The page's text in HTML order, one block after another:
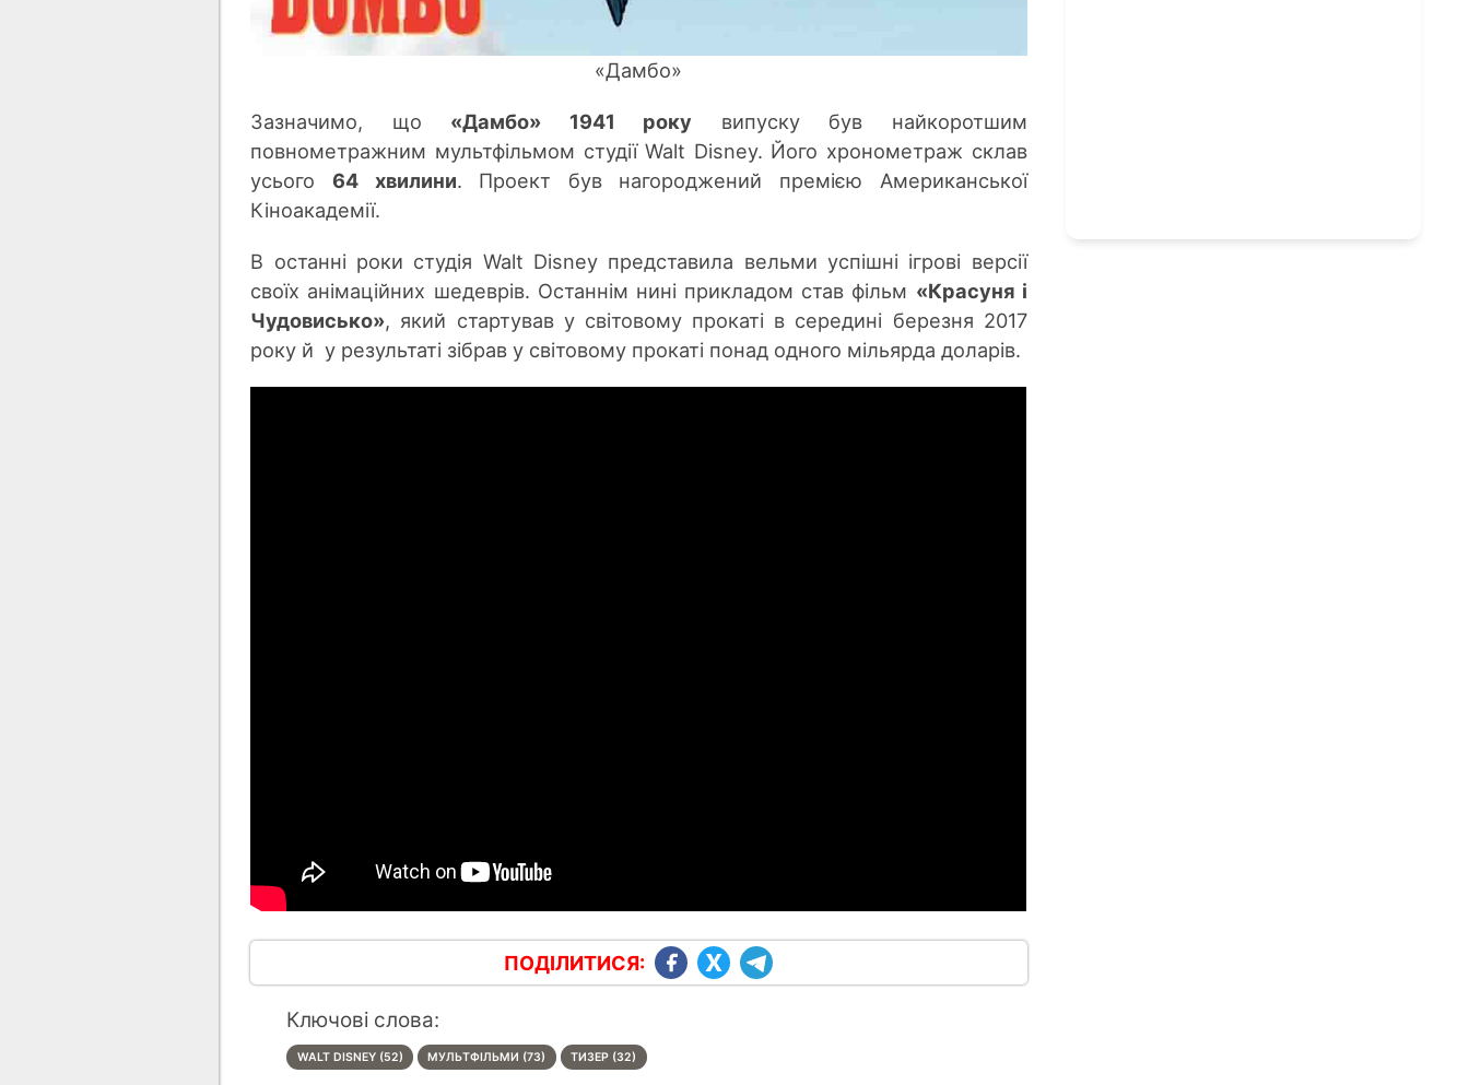
«Дамбо»
Зазначимо, що «Дамбо» 1941 року випуску був найкоротшим
повнометражним мультфільмом студії Walt Disney. Його хронометраж склав
усього 64 хвилини. Проект був нагороджений премією Американської
Кіноакадемії.
В останні роки студія Walt Disney представила вельми успішні ігрові версії
своїх анімаційних шедеврів. Останнім нині прикладом став фільм «Красуня і
Чудовисько», який стартував у світовому прокаті в середині березня 2017
року й у результаті зібрав у світовому прокаті понад одного мільярда доларів.
ПОДІЛИТИСЯ:
Ключові слова:
WALT DISNEY (52) МУЛЬТФІЛЬМИ (73) ТИЗЕР (32)